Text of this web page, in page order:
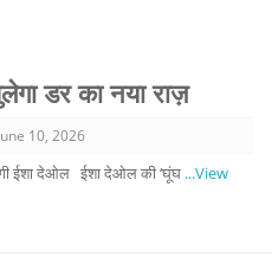
डर का नया राज़
10, 2026
ईशा देओल ईशा देओल की ‘घूंघ ...View